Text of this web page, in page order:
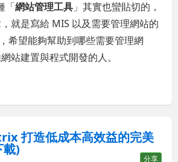
「網站管理工具 」其實也蠻貼切的，
就是寫給 MIS 以及需要管理網站的
希望能夠幫助到哪些需要管理網
站建置與程式開發的人。
打造低成本高效益的完美
載)
分享